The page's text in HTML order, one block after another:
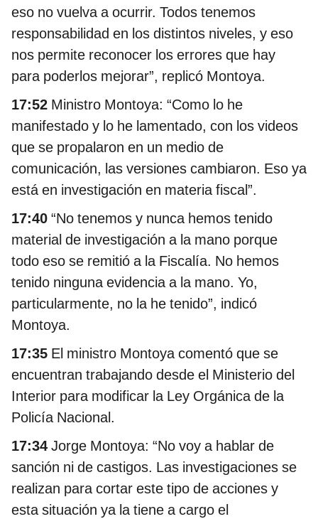
eso no vuelva a ocurrir. Todos tenemos
responsabilidad en los distintos niveles, y eso
nos permite reconocer los errores que hay
para poderlos mejorar”, replicó Montoya.
17:52 Ministro Montoya: “Como lo he
manifestado y lo he lamentado, con los videos
que se propalaron en un medio de
comunicación, las versiones cambiaron. Eso ya
está en investigación en materia fiscal”.
17:40 “No tenemos y nunca hemos tenido
material de investigación a la mano porque
todo eso se remitió a la Fiscalía. No hemos
tenido ninguna evidencia a la mano. Yo,
particularmente, no la he tenido”, indicó
Montoya.
17:35 El ministro Montoya comentó que se
encuentran trabajando desde el Ministerio del
Interior para modificar la Ley Orgánica de la
Policía Nacional.
17:34 Jorge Montoya: “No voy a hablar de
sanción ni de castigos. Las investigaciones se
realizan para cortar este tipo de acciones y
esta situación ya la tiene a cargo el